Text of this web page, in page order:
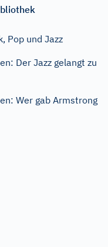
Pop und Jazz
Der Jazz gelangt zu
Wer gab Armstrong